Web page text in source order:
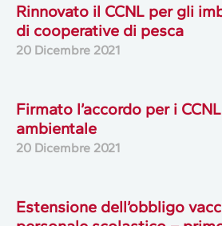
Rinnovato il CCNL per gli
di cooperative di pesca
20 Dicembre 2021
Firmato l’accordo per i
ambientale
20 Dicembre 2021
Estensione dell’obbligo